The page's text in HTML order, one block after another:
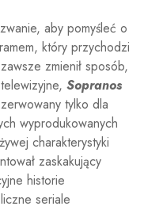
aby pomyśleć o
który przychodzi
zmienił sposób,
Sopranos
tylko dla
wyprodukowanych
charakterystyki
zaskakujący
historie
seriale